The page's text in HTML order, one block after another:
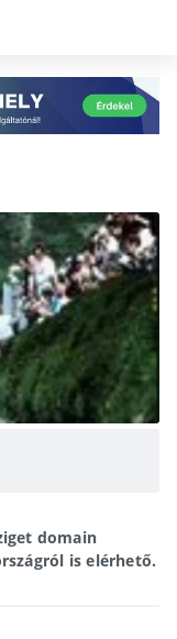
domain
is elérhető.